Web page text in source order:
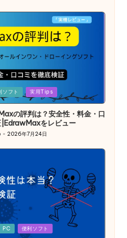
ソフト 実用Tips
の評判は？安全性・料金・口
|EdrawMaxをレビュー
2026年7月24日
PC 便利ソフト